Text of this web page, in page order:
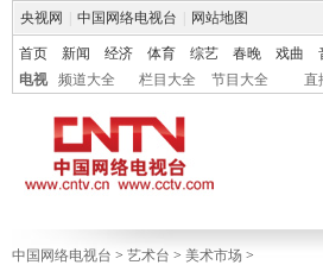
央视网 中国网络电视台 网站地图
首页 新闻 经济 体育 综艺 春晚 戏曲
电视
频道大全 栏目大全 节目大全 直
中国网络电视台 > 艺术台 > 美术市场 >